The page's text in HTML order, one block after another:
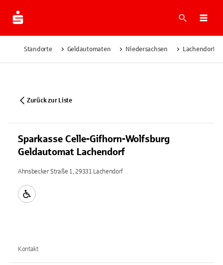
Suche
Standorte Geldautomaten Niedersachsen Lachendorf
Zurück zur Liste
Sparkasse Celle-Gifhorn-Wolfsburg
Geldautomat Lachendorf
Ahnsbecker Straße 1, 29331 Lachendorf
Kontakt